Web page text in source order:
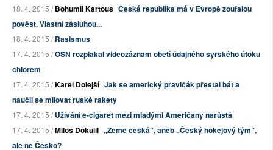
18. 4. 2015 /Bohumil Kartous Česká republika má v Evropě zoufalou
pověst. Vlastní zásluhou...
18. 4. 2015 /Rasismus
17. 4. 2015 /OSN rozplakal videozáznam obětí údajného syrského útoku
chlorem
17. 4. 2015 /Karel Dolejší Jak se americký pravičák přestal bát a
naučil se milovat ruské rakety
17. 4. 2015 /Užívání e-cigaret mezi mladými Američany narůstá
17. 4. 2015 /Miloš Dokulil „Země česká“, aneb „Český hokejový tým“,
ale ne Česko?